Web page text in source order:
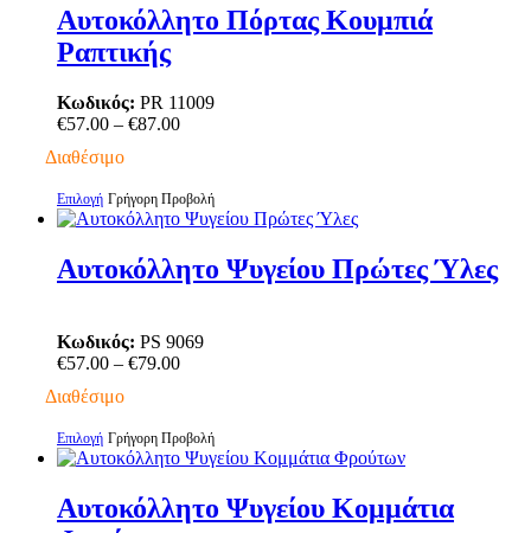
έχει
πολλαπλές
παραλλαγές.
επιλογές
μπορούν
επιλεγούν
σελίδα
του
Αυτοκόλλητο Πόρτας Κουμπιά
Ραπτικής
Κωδικός: PR 11009
€57.00 – €87.00Price
€87.00
Διαθέσιμο
Επιλογή Αυτό
το
πολλαπλές
επιλογές
μπορούν
επιλεγούν
στη
σελίδα
του
προϊόντος
Γρήγορη Προβολή
Αυτοκόλλητο Ψυγείου Πρώτες Ύλες
Κωδικός: PS 9069
€57.00 – €79.00Price
€79.00
Διαθέσιμο
Επιλογή Αυτό
το
πολλαπλές
Γρήγορη Προβολή
Αυτοκόλλητο Ψυγείου Κομμάτια